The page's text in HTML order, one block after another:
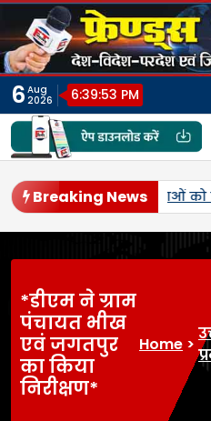
Skip
content
6 Aug
2026
6:39:56 PM
फ्रेंड्स टाइम्स
Breaking News
अभियान के जरिए पूरे क्षेत्र
*डीएम ने ग्राम
पंचायत भीख
एवं जगतपुर
का किया
निरीक्षण*
Home >